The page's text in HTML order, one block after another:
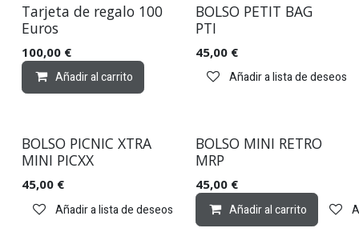
Tarjeta de regalo 100
Euros
100,00 €
Añadir al carrito Añadir a lista de deseos
BOLSO PETIT BAG
PTI
45,00€
Añadir a lista de deseos
BOLSO PICNIC XTRA
MINI PICXX
45,00 €
Añadir a lista de deseos
BOLSO MINI RETRO
MRP
45,00€
Añadir al carrito